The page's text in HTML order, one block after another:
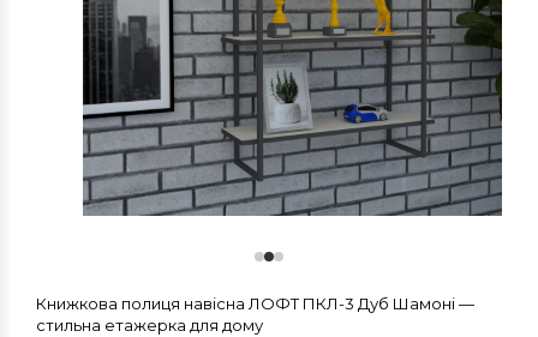
Книжкова полиця навісна ЛОФТ ПКЛ-3 Дуб Шамоні —
стильна етажерка для дому